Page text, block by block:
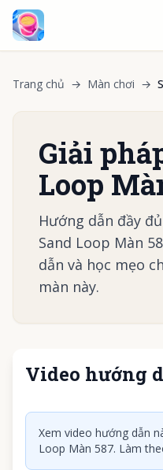
Trang chủ → Màn chơi →
Giải
Loop
Hướng dẫn đầy
Sand Loop Màn
dẫn và học mẹo
màn này.
Video hướng
Nhấn
Xem video hướng dẫn
Loop Màn 587. Làm